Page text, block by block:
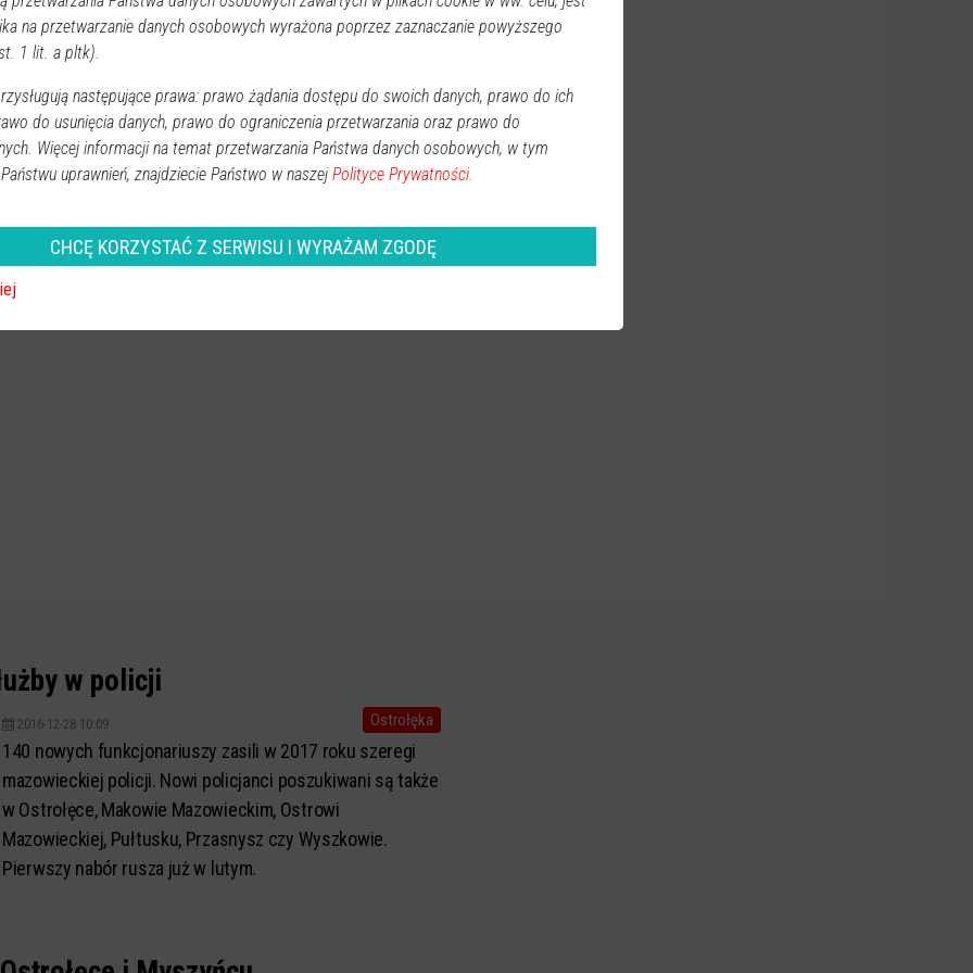
funkcjonariuszy. Są już po
Ostrołęka
2017-01-05 12:34
Szeregi mazowieckiej policji zasiliło 66 nowych
funkcjonariuszy. Wczoraj złożyli oni uroczyste
pracować będzie w ostrołęckiej komendzie.
w policji
Ostrołęka
2016-12-28 10:09
140 nowych funkcjonariuszy zasili w 2017 roku szeregi
mazowieckiej policji. Nowi policjanci poszukiwani są także
w Ostrołęce, Makowie Mazowieckim, Ostrowi
Mazowieckiej, Pułtusku, Przasnysz czy Wyszkowie.
Pierwszy nabór rusza już w lutym.
na przetwarzanie danych osobowych wyrażona poprzez zaznaczanie powyższego
1 lit. a pltk).
następujące prawa: prawo żądania dostępu do swoich danych, prawo do ich
do usunięcia danych, prawo do ograniczenia przetwarzania oraz prawo do
Więcej informacji na temat przetwarzania Państwa danych osobowych, w tym
uprawnień, znajdziecie Państwo w naszej Polityce Prywatności.
CHCĘ KORZYSTAĆ Z SERWISU I WYRAŻAM ZGODĘ